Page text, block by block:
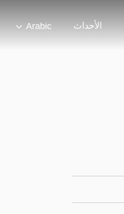
الأحداث Arabic